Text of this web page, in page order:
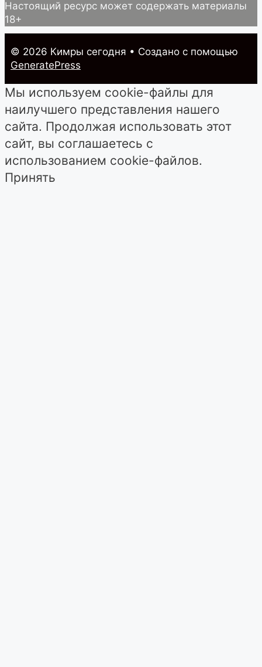
Настоящий ресурс может содержать материалы
18+
© 2026 Кимры cегодня • Создано с помощью
GeneratePress
Мы используем cookie-файлы для
наилучшего представления нашего
сайта. Продолжая использовать этот
сайт, вы соглашаетесь с
использованием cookie-файлов.
Принять